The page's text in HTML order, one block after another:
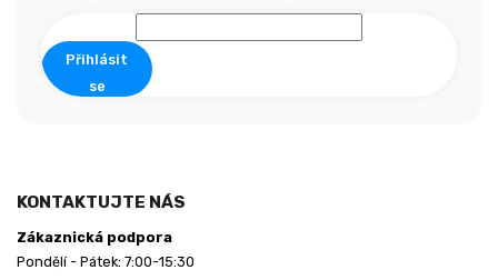
Přihlásit
se
KONTAKTUJTE NÁS
Zákaznická podpora
Pondělí - Pátek: 7:00-15:30